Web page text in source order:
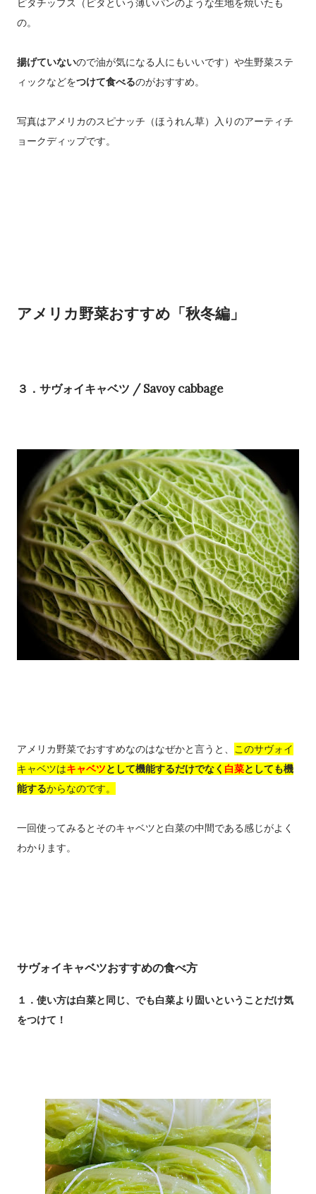
ピタチップス（ピタという薄いパンのような生地を焼いたも
の。
揚げていないので油が気になる人にもいいです）や生野菜ステ
ィックなどをつけて食べるのがおすすめ。
写真はアメリカのスピナッチ（ほうれん草）入りのアーティチ
ョークディップです。
アメリカ野菜おすすめ「秋冬編」
３．サヴォイキャベツ / Savoy cabbage
アメリカ野菜でおすすめなのはなぜかと言うと、
このサヴォイ
キャベツはキャベツとして機能するだけでなく 白菜としても機
能するからなのです。
一回使ってみるとそのキャベツと白菜の中間である感じがよく
わかります。
サヴォイキャベツおすすめの食べ方
１．使い方は白菜と同じ、でも白菜より固いということだけ気
をつけて！